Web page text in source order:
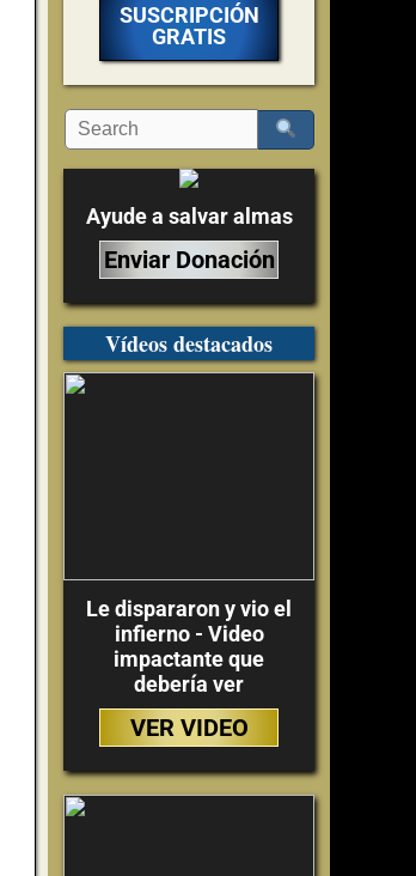
SUSCRIPCIÓN
GRATIS
Ayude a salvar almas
Enviar Donación
Vídeos destacados
Le dispararon y vio el
infierno - Video
impactante que
debería ver
VER VIDEO